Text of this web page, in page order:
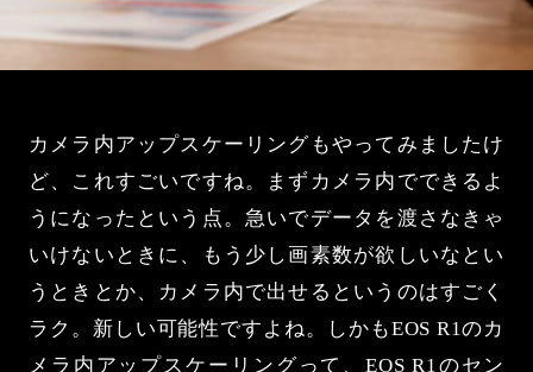
カメラ内アップスケーリングもやってみましたけ
ど、これすごいですね。まずカメラ内でできるよ
うになったという点。急いでデータを渡さなきゃ
いけないときに、もう少し画素数が欲しいなとい
うときとか、カメラ内で出せるというのはすごく
ラク。新しい可能性ですよね。しかもEOS R1のカ
メラ内アップスケーリングって、EOS R1のセン